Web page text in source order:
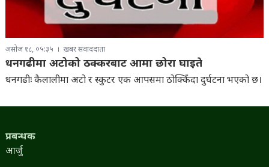
असोज १८, ०५:३५ खबर संवाददाता
धनगढीमा अटोको ठक्करबाट आमा छोरा घाइते
धनगढीः कैलालीमा अटो र स्कुटर एक आपसमा ठोक्किँदा दुर्घटना भएको छ।
प्रबन्धक
आर्जु